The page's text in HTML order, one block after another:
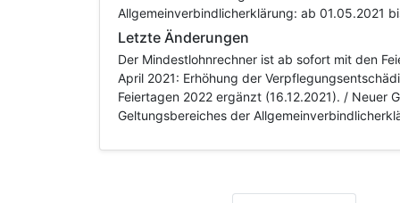
Allgemeinverbindlicherklärung: ab 01.05.2021
Letzte Änderungen
Der Mindestlohnrechner ist ab sofort mit den
April 2021: Erhöhung der
Feiertagen 2022 ergänzt (16.12.2021). / Neuer
Geltungsbereiches der